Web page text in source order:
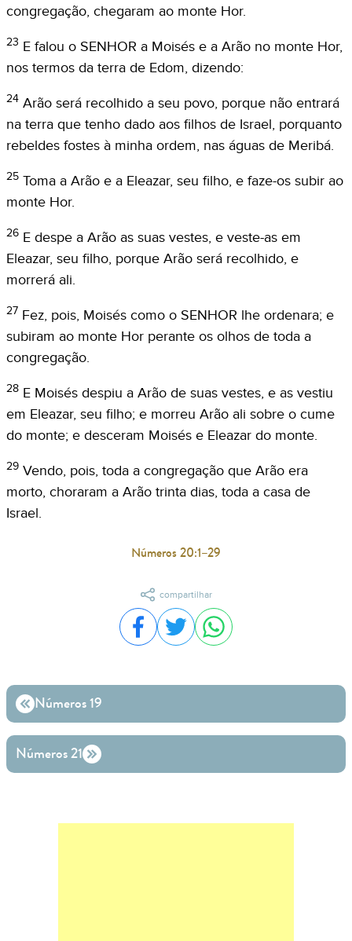
congregação, chegaram ao monte Hor.
23 E falou o SENHOR a Moisés e a Arão no monte Hor,
nos termos da terra de Edom, dizendo:
24 Arão será recolhido a seu povo, porque não entrará
na terra que tenho dado aos filhos de Israel, porquanto
rebeldes fostes à minha ordem, nas águas de Meribá.
25 Toma a Arão e a Eleazar, seu filho, e faze-os subir ao
monte Hor.
26 E despe a Arão as suas vestes, e veste-as em
Eleazar, seu filho, porque Arão será recolhido, e
morrerá ali.
27 Fez, pois, Moisés como o SENHOR lhe ordenara; e
subiram ao monte Hor perante os olhos de toda a
congregação.
28 E Moisés despiu a Arão de suas vestes, e as vestiu
em Eleazar, seu filho; e morreu Arão ali sobre o cume
do monte; e desceram Moisés e Eleazar do monte.
29 Vendo, pois, toda a congregação que Arão era
morto, choraram a Arão trinta dias, toda a casa de
Israel.
Números 20:1–29
compartilhar
Compartilhar no Facebook
Compartilhar no Twitter
Compartilhar no
Números 19
Números 21